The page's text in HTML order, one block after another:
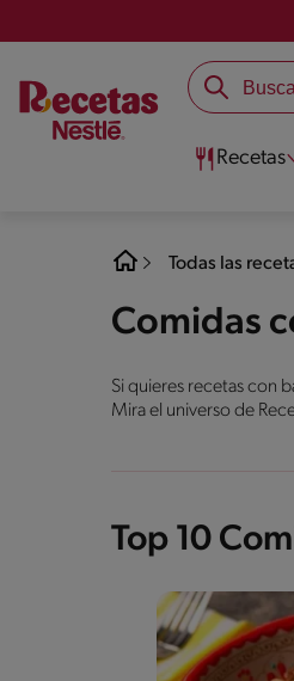
Recetas
Todas las
Comidas
Si quieres recetas con
Mira el universo de
Top 10